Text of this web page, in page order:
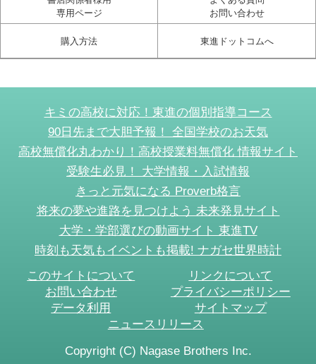
専用ページ
お問い合わせ
購入方法 東進ドットコムへ
キミの高校に対応！東進の個別指導コース
90日先まで大胆予報！ 全国学校のお天気
高校無償化丸わかり！高校授業料無償化 情報サイト
受験生必見！ 大学情報・入試情報
きっと元気になる Proverb格言
将来の夢や進路を見つけよう 未来発見サイト
大学・学部選びの動画サイト 東進TV
時刻も天気もイベントも掲載! ナガセ世界時計
このサイトについて
リンクについて
お問い合わせ
プライバシーポリシー
データ利用
サイトマップ
ニュースリリース
Copyright (C) Nagase Brothers Inc.